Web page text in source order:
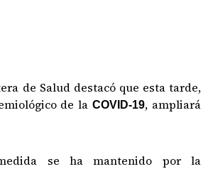
de Salud destacó que esta tarde,
de la COVID-19, ampliará
se ha mantenido por la